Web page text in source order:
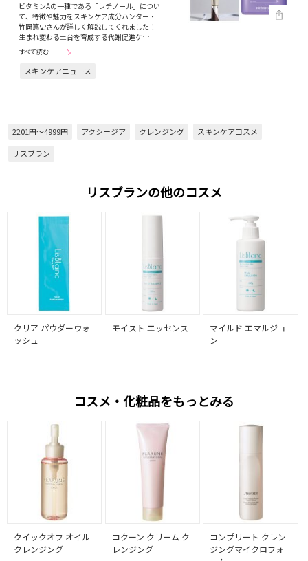
ビタミンAの一種である「レチノール」につい
て、特徴や魅力をスキンケア成分ハンター・
竹岡篤史さんが詳しく解説してくれました！
生まれ変わる土台を育成する代謝促進ケ…
すべて読む
スキンケアニュース
2201円～4999円 アクシージア クレンジング
スキンケアコスメ
リスブラン
リスブランの他のコスメ
クリア パウダーウォ
ッシュ
モイスト エッセンス
マイルド エマルジョ
ン
コスメ・化粧品をもっとみる
クイックオフ オイル
クレンジング
コクーン クリーム ク
レンジング
コンプリート クレン
ジングマイクロフォ